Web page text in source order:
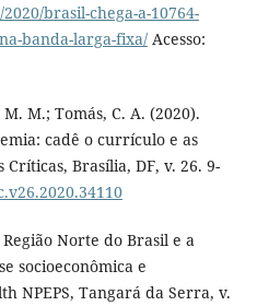
brasil-chega-a-10764-
banda-larga-fixa/Acesso:
M.; Tomás, C. A. (2020).
cadê o currículo e as
Brasília, DF, v. 26. 9-
Norte do Brasil e a
socioeconômica e
NPEPS, Tangará da Serra, v.